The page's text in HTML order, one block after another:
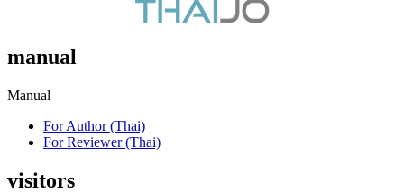
manual
Manual
For Author (Thai)
For Reviewer (Thai)
visitors